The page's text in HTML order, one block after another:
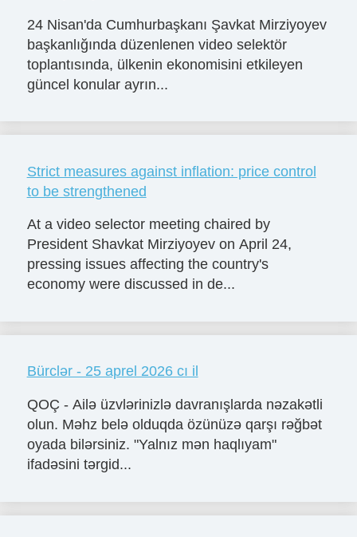
24 Nisan'da Cumhurbaşkanı Şavkat Mirziyoyev
başkanlığında düzenlenen video selektör
toplantısında, ülkenin ekonomisini etkileyen
güncel konular ayrın...
Strict measures against inflation: price control
to be strengthened
At a video selector meeting chaired by
President Shavkat Mirziyoyev on April 24,
pressing issues affecting the country's
economy were discussed in de...
Bürclər - 25 aprel 2026 cı il
QOÇ - Ailə üzvlərinizlə davranışlarda nəzakətli
olun. Məhz belə olduqda özünüzə qarşı rəğbət
oyada bilərsiniz. "Yalnız mən haqlıyam"
ifadəsini tərgid...